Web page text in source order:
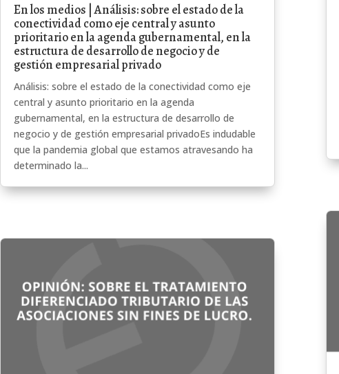
En los medios | Análisis: sobre el estado de la
conectividad como eje central y asunto
prioritario en la agenda gubernamental, en la
estructura de desarrollo de negocio y de
gestión empresarial privado
Análisis: sobre el estado de la conectividad como eje
central y asunto prioritario en la agenda
gubernamental, en la estructura de desarrollo de
negocio y de gestión empresarial privadoEs indudable
que la pandemia global que estamos atravesando ha
determinado la...